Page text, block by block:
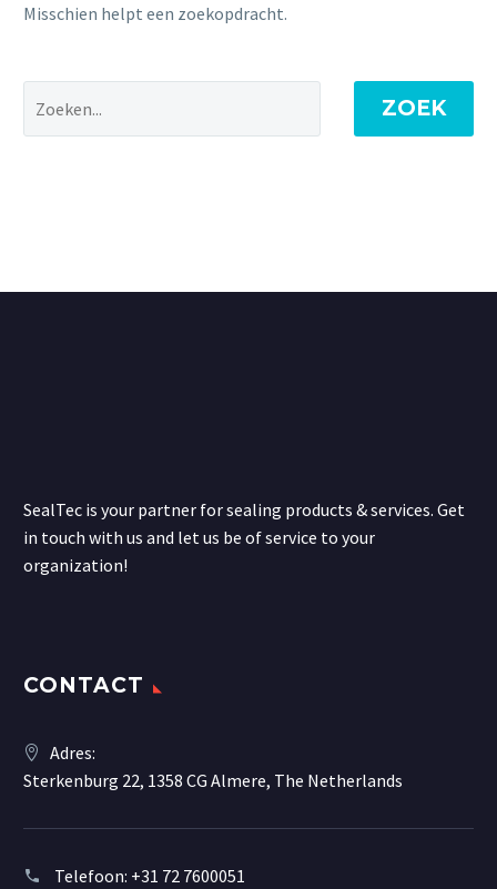
Misschien helpt een zoekopdracht.
ZOEK
SealTec is your partner for sealing products & services. Get
in touch with us and let us be of service to your
organization!
CONTACT
Adres:
Sterkenburg 22, 1358 CG Almere, The Netherlands
Telefoon: +31 72 7600051